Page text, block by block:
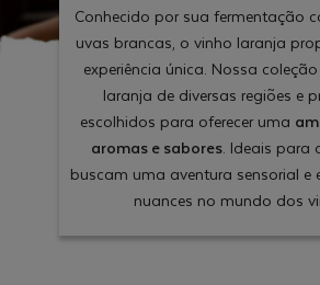
Conhecido por sua fermentação
uvas brancas, o vinho laranja
experiência única. Nossa
laranja de diversas regiões e
escolhidos para oferecer uma
aromas e sabores. Ideais para
buscam uma aventura sensorial e
nuances no mundo dos